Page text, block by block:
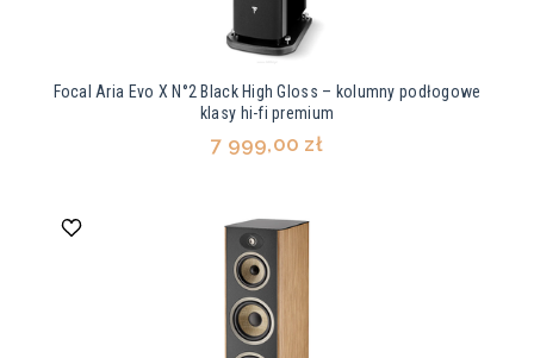
Focal Aria Evo X N°2 Black High Gloss – kolumny podłogowe
klasy hi-fi premium
7 999,00 zł